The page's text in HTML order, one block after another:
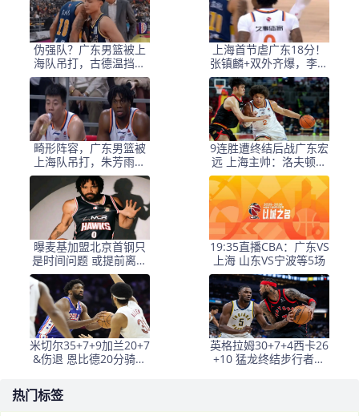
伪强队？广东男篮被上
海队吊打，古德温挡不
住，胡明轩再度拉胯
上海首节虐广东18分！
张镇麟+双外齐爆，李弘
权精准，广东太铁了
畸形阵容，广东男篮被
上海队吊打，朱芳雨需
要交易，否则夺冠无望
9连胜遭终结后战广东宏
远 上海主帅：洛夫顿轮
休
曝麦基加盟北京首钢只
是时间问题 或提前离开
NBL
19:35直播CBA：广东VS
上海 山东VS宁波等5场
米切尔35+7+9加兰20+7
&伤退 恩比德20分骑士
英格拉姆30+7+4西卡26
+10 猛龙终结步行者三
热门标签